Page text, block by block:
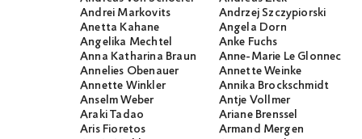
Andrei Markovits
Andrzej Szczypiorski
Anetta Kahane
Angela Dorn
Angelika Mechtel
Anke Fuchs
Anna Katharina Braun
Anne-Marie Le Glonnec
Annelies Obenauer
Annette Weinke
Annette Winkler
Annika Brockschmidt
Anselm Weber
Antje Vollmer
Araki Tadao
Ariane Brenssel
Aris Fioretos
Armand Mergen